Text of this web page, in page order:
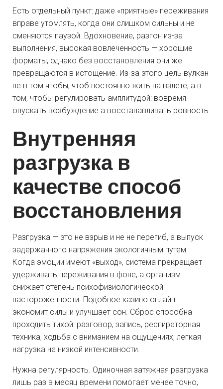
Есть отдельный пункт: даже «приятные» переживания
вправе утомлять, когда они слишком сильны и не
сменяются паузой. Вдохновение, разгон из-за
выполнения, высокая вовлеченность — хорошие
форматы, однако без восстановления они же
превращаются в истощение. Из-за этого цель вулкан
не в том чтобы, чтоб постоянно жить на взлете, а в
том, чтобы регулировать амплитудой: вовремя
опускать возбуждение а восстанавливать ровность.
Внутренняя
разгрузка в
качестве способ
восстановления
Разгрузка — это не взрыв и не не перегиб, а выпуск
задержанного напряжения экологичным путем.
Когда эмоции имеют «выход», система прекращает
удерживать переживания в фоне, а организм
снижает степень психофизиологической
настороженности. Подобное казино онлайн
экономит силы и улучшает сон. Сброс способна
проходить тихой: разговор, запись, респираторная
техника, ходьба с вниманием на ощущениях, легкая
нагрузка на низкой интенсивности.
Нужна регулярность. Одиночная затяжная разгрузка
лишь раз в месяц времени помогает менее точно,